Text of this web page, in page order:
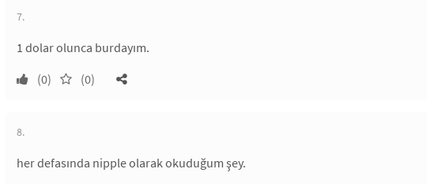
7.
1 dolar olunca burdayım.
(0)
(0)
8.
her defasında nipple olarak okuduğum şey.